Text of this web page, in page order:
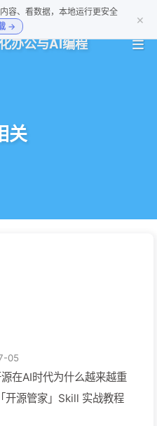
容、看数据，本地运行更安全
→
×
办公与AI编程
关
05
在AI时代为什么越来越重
源管家」Skill 实战教程